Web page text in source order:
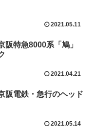
2021.05.11
阪特急8000系「鳩」
2021.04.21
阪電鉄・急行のヘッド
2021.05.14